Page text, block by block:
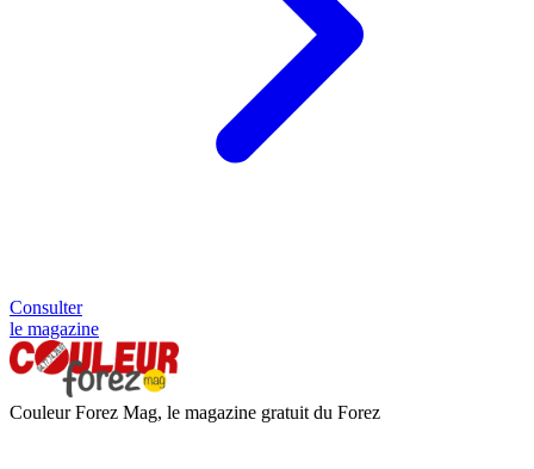
Consulter
le magazine
Couleur Forez Mag, le magazine gratuit du Forez